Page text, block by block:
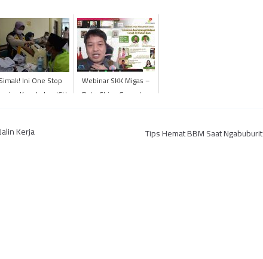
Simak! Ini One Stop
Kesehatan JCH
Webinar SKK Migas –
PetroChina Gaungkan
Kerja Tips Hemat BBM Saat Ngabuburit